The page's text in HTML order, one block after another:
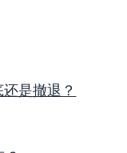
是撤退？